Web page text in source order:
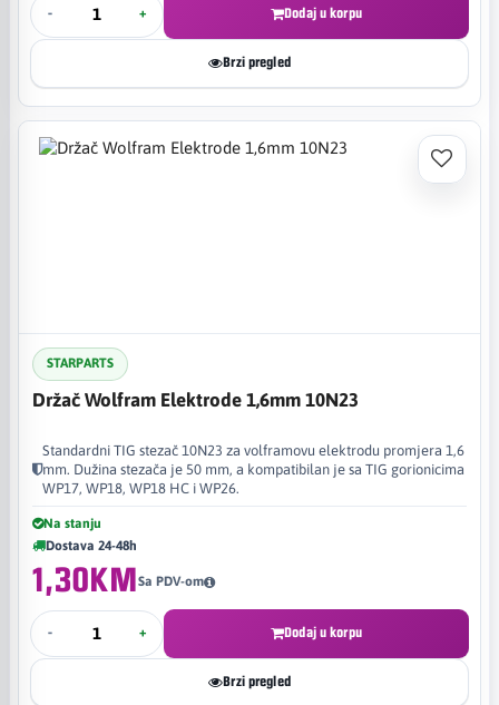
- + Dodaj u korpu
Brzi pregled
STARPARTS
Držač Wolfram Elektrode 1,6mm 10N23
Standardni TIG stezač 10N23 za volframovu elektrodu promjera 1,6
mm. Dužina stezača je 50 mm, a kompatibilan je sa TIG gorionicima
WP17, WP18, WP18 HC i WP26.
Na stanju
Dostava 24-48h
1,30KMSa PDV-om
- + Dodaj u korpu
Brzi pregled